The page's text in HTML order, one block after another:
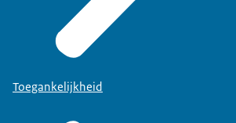
Toegankelijkheid